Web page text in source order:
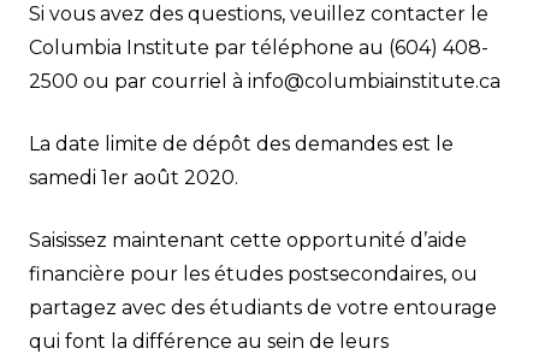
Si vous avez des questions, veuillez contacter le
Columbia Institute par téléphone au (604) 408-
2500 ou par courriel à info@columbiainstitute.ca
La date limite de dépôt des demandes est le
samedi 1er août 2020.
Saisissez maintenant cette opportunité d’aide
financière pour les études postsecondaires, ou
partagez avec des étudiants de votre entourage
qui font la différence au sein de leurs